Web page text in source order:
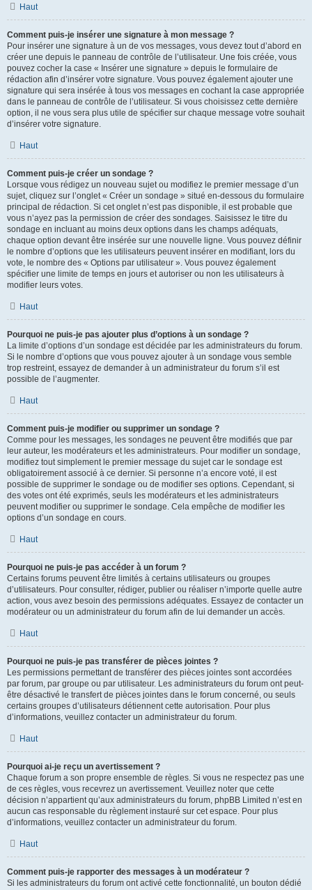
Haut
Comment puis-je insérer une signature à mon message ?
Pour insérer une signature à un de vos messages, vous devez tout d’abord en
créer une depuis le panneau de contrôle de l’utilisateur. Une fois créée, vous
pouvez cocher la case « Insérer une signature » depuis le formulaire de
rédaction afin d’insérer votre signature. Vous pouvez également ajouter une
signature qui sera insérée à tous vos messages en cochant la case appropriée
dans le panneau de contrôle de l’utilisateur. Si vous choisissez cette dernière
option, il ne vous sera plus utile de spécifier sur chaque message votre souhait
d’insérer votre signature.
Haut
Comment puis-je créer un sondage ?
Lorsque vous rédigez un nouveau sujet ou modifiez le premier message d’un
sujet, cliquez sur l’onglet « Créer un sondage » situé en-dessous du formulaire
principal de rédaction. Si cet onglet n’est pas disponible, il est probable que
vous n’ayez pas la permission de créer des sondages. Saisissez le titre du
sondage en incluant au moins deux options dans les champs adéquats,
chaque option devant être insérée sur une nouvelle ligne. Vous pouvez définir
le nombre d’options que les utilisateurs peuvent insérer en modifiant, lors du
vote, le nombre des « Options par utilisateur ». Vous pouvez également
spécifier une limite de temps en jours et autoriser ou non les utilisateurs à
modifier leurs votes.
Haut
Pourquoi ne puis-je pas ajouter plus d’options à un sondage ?
La limite d’options d’un sondage est décidée par les administrateurs du forum.
Si le nombre d’options que vous pouvez ajouter à un sondage vous semble
trop restreint, essayez de demander à un administrateur du forum s’il est
possible de l’augmenter.
Haut
Comment puis-je modifier ou supprimer un sondage ?
Comme pour les messages, les sondages ne peuvent être modifiés que par
leur auteur, les modérateurs et les administrateurs. Pour modifier un sondage,
modifiez tout simplement le premier message du sujet car le sondage est
obligatoirement associé à ce dernier. Si personne n’a encore voté, il est
possible de supprimer le sondage ou de modifier ses options. Cependant, si
des votes ont été exprimés, seuls les modérateurs et les administrateurs
peuvent modifier ou supprimer le sondage. Cela empêche de modifier les
options d’un sondage en cours.
Haut
Pourquoi ne puis-je pas accéder à un forum ?
Certains forums peuvent être limités à certains utilisateurs ou groupes
d’utilisateurs. Pour consulter, rédiger, publier ou réaliser n’importe quelle autre
action, vous avez besoin des permissions adéquates. Essayez de contacter un
modérateur ou un administrateur du forum afin de lui demander un accès.
Haut
Pourquoi ne puis-je pas transférer de pièces jointes ?
Les permissions permettant de transférer des pièces jointes sont accordées
par forum, par groupe ou par utilisateur. Les administrateurs du forum ont peut-
être désactivé le transfert de pièces jointes dans le forum concerné, ou seuls
certains groupes d’utilisateurs détiennent cette autorisation. Pour plus
d’informations, veuillez contacter un administrateur du forum.
Haut
Pourquoi ai-je reçu un avertissement ?
Chaque forum a son propre ensemble de règles. Si vous ne respectez pas une
de ces règles, vous recevrez un avertissement. Veuillez noter que cette
décision n’appartient qu’aux administrateurs du forum, phpBB Limited n’est en
aucun cas responsable du règlement instauré sur cet espace. Pour plus
d’informations, veuillez contacter un administrateur du forum.
Haut
Comment puis-je rapporter des messages à un modérateur ?
Si les administrateurs du forum ont activé cette fonctionnalité, un bouton dédié